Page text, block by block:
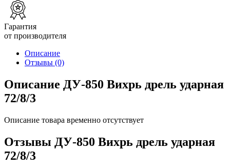
Гарантия
от производителя
Описание
Отзывы (0)
Описание ДУ-850 Вихрь дрель ударная
72/8/3
Описание товара временно отсутствует
Отзывы ДУ-850 Вихрь дрель ударная
72/8/3